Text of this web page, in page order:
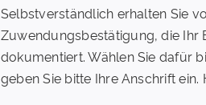
Selbstverständlich erhalten Sie
Zuwendungsbestätigung, die Ihr
dokumentiert. Wählen Sie dafür
geben Sie bitte Ihre Anschrift ein.